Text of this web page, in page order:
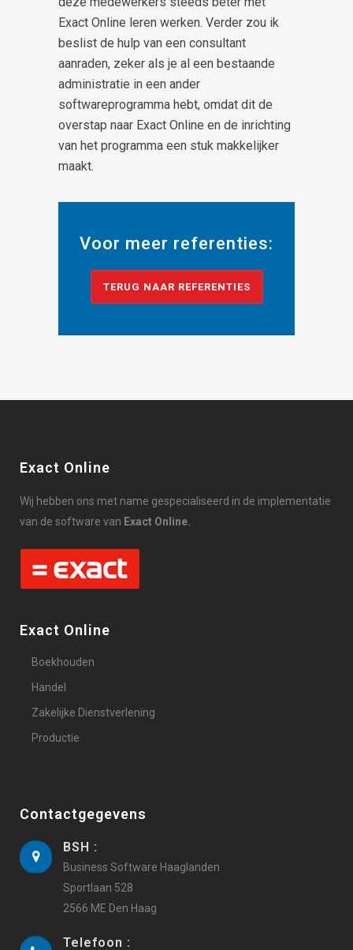
Exact Online leren werken. Verder zou ik
beslist de hulp van een consultant
aanraden, zeker als je al een bestaande
administratie in een ander
softwareprogramma hebt, omdat dit de
overstap naar Exact Online en de inrichting
van het programma een stuk makkelijker
maakt.
Voor meer referenties:
TERUG NAAR REFERENTIES
Exact Online
Wij hebben ons met name gespecialiseerd in de implementatie
van de software van Exact Online.
Exact Online
Boekhouden
Handel
Zakelijke Dienstverlening
Productie
Contactgegevens
BSH :
Business Software Haaglanden
Sportlaan 528
2566 ME Den Haag
Telefoon :